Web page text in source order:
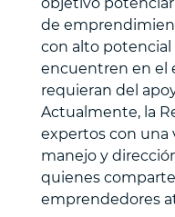
de
con alto
encuentren en el
requieran del
Actualmente, la
expertos con una
manejo y
quienes
emprendedores